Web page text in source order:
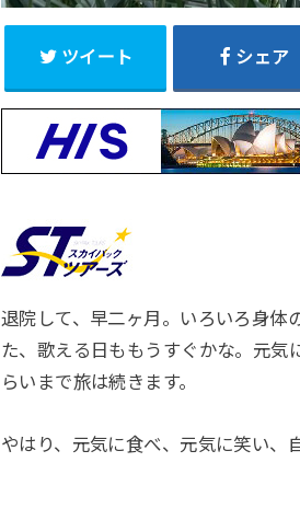
ツイート シェア
退院して、早二ヶ月。いろいろ身体
た、歌える日ももうすぐかな。元気
らいまで旅は続きます。
やはり、元気に食べ、元気に笑い、